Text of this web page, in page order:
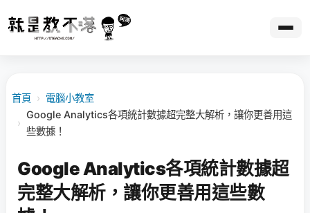
首頁 › 電腦小教室
›
Google Analytics各項統計數據超完整大解析，讓你更善用這
些數據！
Google Analytics各項統計數據超
完整大解析，讓你更善用這些數